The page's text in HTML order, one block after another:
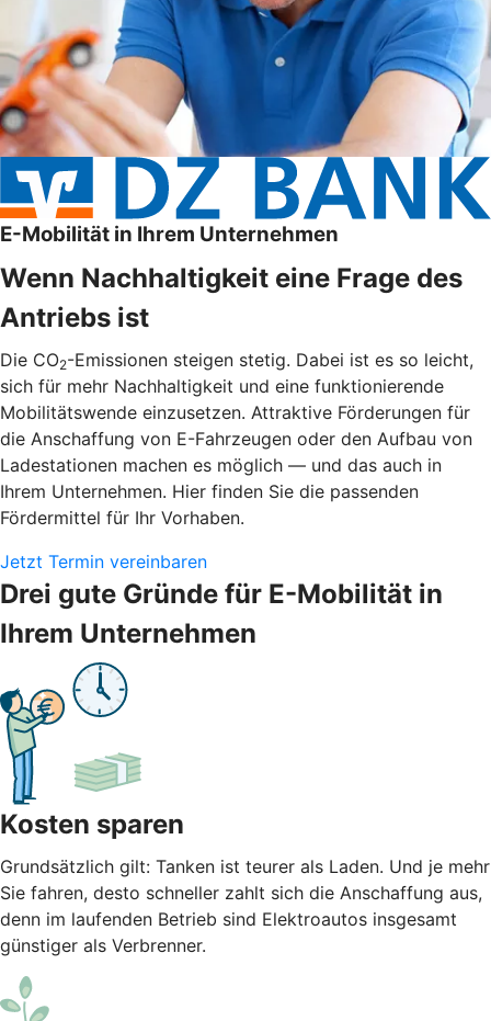
E-Mobilität in Ihrem Unternehmen
Wenn Nachhaltigkeit eine Frage des
Antriebs ist
Die CO2-Emissionen steigen stetig. Dabei ist es so leicht,
sich für mehr Nachhaltigkeit und eine funktionierende
Mobilitätswende einzusetzen. Attraktive Förderungen für
die Anschaffung von E-Fahrzeugen oder den Aufbau von
Ladestationen machen es möglich — und das auch in
Ihrem Unternehmen. Hier finden Sie die passenden
Fördermittel für Ihr Vorhaben.
Jetzt Termin vereinbaren
Drei gute Gründe für E-Mobilität in
Ihrem Unternehmen
Kosten sparen
Grundsätzlich gilt: Tanken ist teurer als Laden. Und je mehr
Sie fahren, desto schneller zahlt sich die Anschaffung aus,
denn im laufenden Betrieb sind Elektroautos insgesamt
günstiger als Verbrenner.